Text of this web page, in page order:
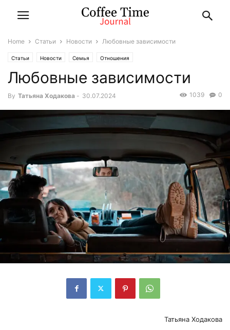
Home Статьи Новости Любовные зависимости
Статьи Новости Семья Отношения
Любовные зависимости
By Татьяна Ходакова - 30.07.2024 0
1039
Татьяна Ходакова